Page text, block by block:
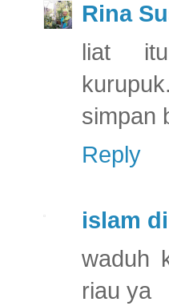
Rina
liat
simpan
Reply
islam
waduh
riau ya